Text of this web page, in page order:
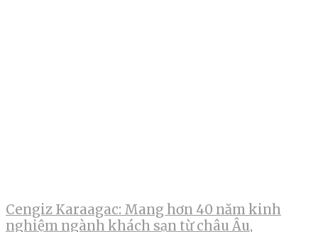
Cengiz Karaagac: Mang hơn 40 năm kinh
nghiệm ngành khách sạn từ châu Âu,